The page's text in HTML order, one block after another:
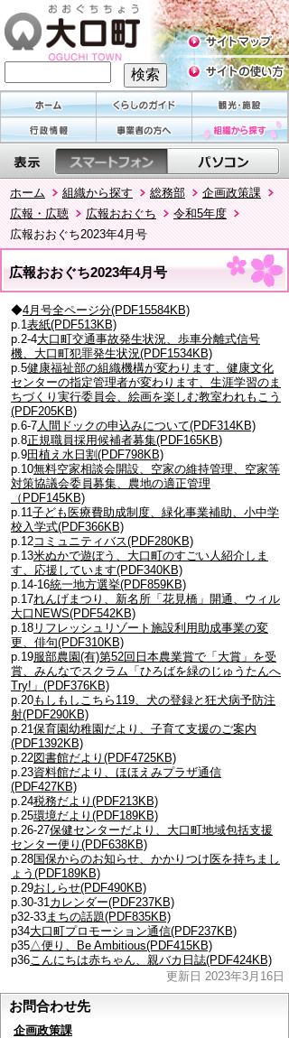
ホーム 組織から探す 総務部
企画政策課
広報・広聴
広報おおぐち
令和5年度
広報おおぐち2023年4月号
広報おおぐち2023年4月号
◆4月号全ページ分(PDF15584KB)
p.1表紙(PDF513KB)
p.2-4大口町交通事故発生状況、歩車分離式信号
機、大口町犯罪発生状況(PDF1534KB)
p.5健康福祉部の組織機構が変わります、健康文化
センターの指定管理者が変わります、生涯学習のま
ちづくり実行委員会、絵画を楽しむ教室われもこう
(PDF205KB)
p.6-7人間ドックの申込みについて(PDF314KB)
p.8正規職員採用候補者募集(PDF165KB)
p.9田植え水日割(PDF798KB)
p.10無料空家相談会開設、空家の維持管理、空家等
対策協議会委員募集、農地の適正管理
（PDF145KB)
p.11子ども医療費助成制度、緑化事業補助、小中学
校入学式(PDF366KB)
p.12コミュニティバス(PDF280KB)
p.13米ぬかで遊ぼう、大口町のすごい人紹介しま
す、応援しています(PDF340KB)
p.14-16統一地方選挙(PDF859KB)
p.17れんげまつり、新名所「花見橋」開通、ウィル
大口NEWS(PDF542KB)
p.18 リフレッシュリゾート施設利用助成事業の変
更、俳句(PDF310KB)
p.19服部農園(有)第52回日本農業賞で「大賞」を受
賞、みんなでスクラム「ひろばを緑のじゅうたんへ
Try!」(PDF376KB)
p.20もしもしこちら119、犬の登録と狂犬病予防注
射(PDF290KB)
p.21保育園幼稚園だより、子育て支援のご案内
(PDF1392KB)
p.22図書館だより(PDF4725KB)
p.23資料館だより、ほほえみプラザ通信
(PDF427KB)
p.24税務だより(PDF213KB)
p.25環境だより(PDF189KB)
p.26-27保健センターだより、大口町地域包括支援
センター便り(PDF638KB)
p.28国保からのお知らせ、かかりつけ医を持ちまし
ょう(PDF189KB)
p.29おしらせ(PDF490KB)
p.30-31カレンダー(PDF237KB)
p32-33まちの話題(PDF835KB)
p34大口町プロモーション通信(PDF237KB)
p35△便り、Be Ambitious(PDF415KB)
p36こんにちは赤ちゃん、親バカ日誌(PDF424KB)
更新日 2023年3月16日
お問合わせ先
企画政策課